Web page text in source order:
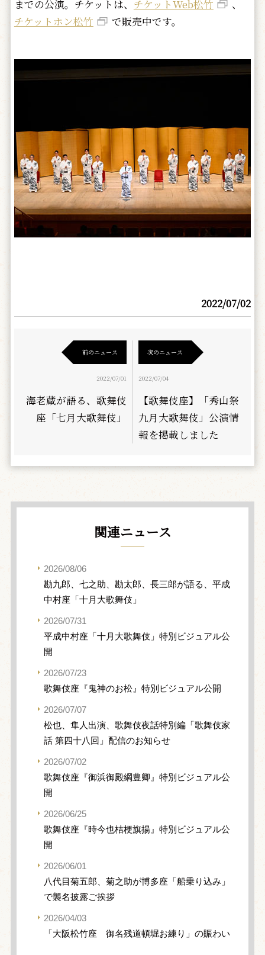
までの公演。チケットは、 チケットWeb松竹
、
チケットホン松竹
で販売中です。
2022/07/02
前のニュース
2022/07/01
海老蔵が語る、歌舞伎
座「七月大歌舞伎」
次のニュース
2022/07/04
【歌舞伎座】「秀山祭
九月大歌舞伎」公演情
報を掲載しました
関連ニュース
2026/08/06
勘九郎、七之助、勘太郎、長三郎が語る、平成
中村座「十月大歌舞伎」
2026/07/31
平成中村座「十月大歌舞伎」特別ビジュアル公
開
2026/07/23
歌舞伎座『鬼神のお松』特別ビジュアル公開
2026/07/07
松也、隼人出演、歌舞伎夜話特別編「歌舞伎家
話 第四十八回」配信のお知らせ
2026/07/02
歌舞伎座『御浜御殿綱豊卿』特別ビジュアル公
開
2026/06/25
歌舞伎座『時今也桔梗旗揚』特別ビジュアル公
開
2026/06/01
八代目菊五郎、菊之助が博多座「船乗り込み」
で襲名披露ご挨拶
2026/04/03
「大阪松竹座 御名残道頓堀お練り」の賑わい